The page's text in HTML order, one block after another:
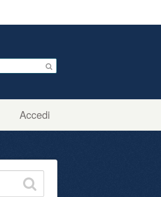
Accedi